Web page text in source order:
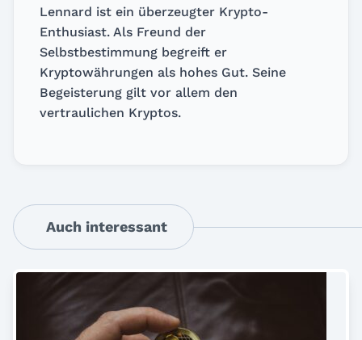
Lennard ist ein überzeugter Krypto-
Enthusiast. Als Freund der
Selbstbestimmung begreift er
Kryptowährungen als hohes Gut. Seine
Begeisterung gilt vor allem den
vertraulichen Kryptos.
Auch interessant